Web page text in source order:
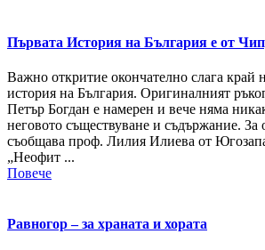
Първата История на България е от
Важно откритие окончателно слага край
история на България. Оригиналният
Петър Богдан е намерен и вече няма
неговото съществуване и съдържание. За
съобщава проф. Лилия Илиева от
„Неофит ...
Повече
Равногор – за храната и хората